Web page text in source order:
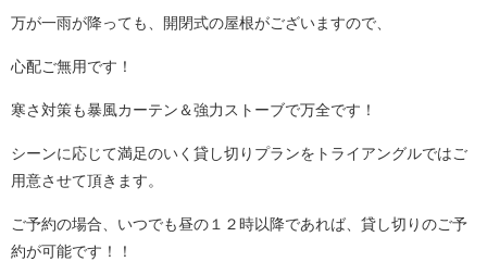
万が一雨が降っても、開閉式の屋根がございますので、
心配ご無用です！
寒さ対策も暴風カーテン＆強力ストーブで万全です！
シーンに応じて満足のいく貸し切りプランをトライアングルではご
用意させて頂きます。
ご予約の場合、いつでも昼の１２時以降であれば、貸し切りのご予
約が可能です！！